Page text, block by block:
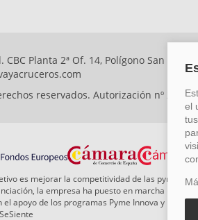
Planta 2ª Of. 14, Polígono San
reservados. Autorización nº
es mejorar la competitividad de las pymes
la empresa ha puesto en marcha un
de los programas Pyme Innova y Pyme